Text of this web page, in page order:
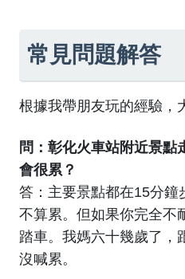
常見問題解答
根據我帶朋友玩的經驗，
問：彰化火車站附近景點
會很累？
答：主要景點都在15分鐘
不算累。但如果你完全不
踏車。我媽六十幾歲了，
沒喊累。